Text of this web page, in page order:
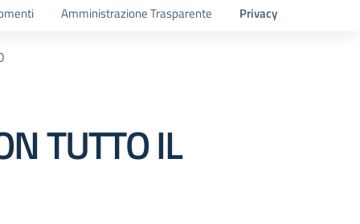
Amministrazione Trasparente Privacy
TUTTO IL